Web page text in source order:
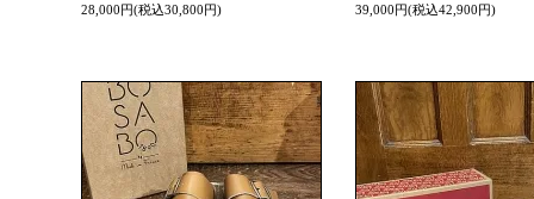
28,000円(税込30,800円) 39,000円(税込42,900円)